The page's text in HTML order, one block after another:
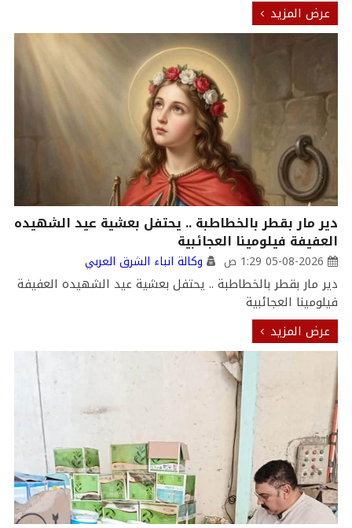
عرض المزيد
دير مار بقطر بالخطاطبة .. يحتفل بعشية عيد الشهيده
العفيفة فيلومينا العجائبية
05-08-2026 1:29 ص وكالة انباء الشرق العربي
دير مار بقطر بالخطاطبة .. يحتفل بعشية عيد الشهيده العفيفة
فيلومينا العجائبية
عرض المزيد